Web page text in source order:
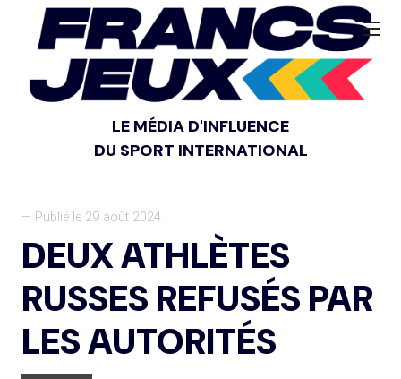
LE MÉDIA D'INFLUENCE
DU SPORT INTERNATIONAL
— Publié le 29 août 2024
DEUX ATHLÈTES
RUSSES REFUSÉS PAR
LES AUTORITÉS